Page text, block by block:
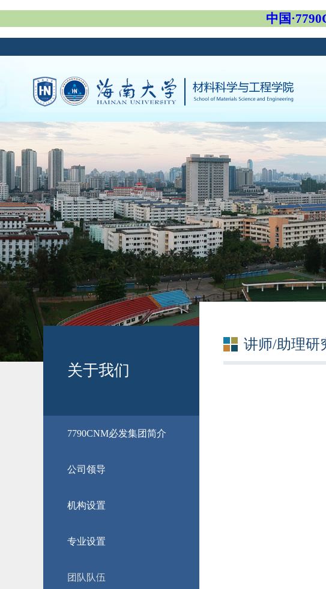
中国
关于我们
​7790CNM必发集团简介
公司领导
机构设置
专业设置
团队队伍
讲师/助理研